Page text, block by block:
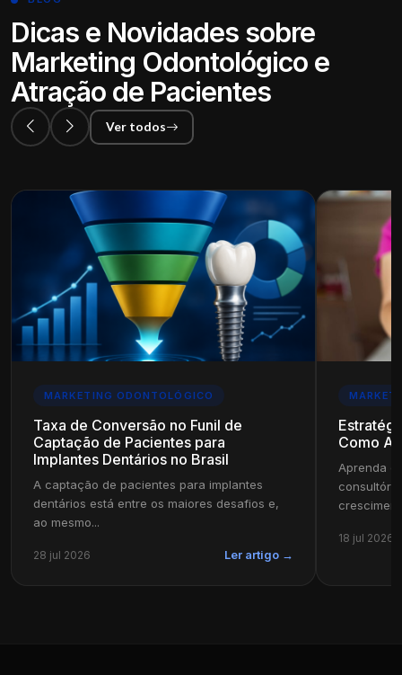
Dicas e Novidades sobre
Marketing Odontológico e
Atração de Pacientes
Ver todos
MARKETING ODONTOLÓGICO
Taxa de Conversão no Funil de
Captação de Pacientes para
Implantes Dentários no Brasil
A captação de pacientes para implantes
dentários está entre os maiores desafios e,
ao mesmo...
28 jul 2026 Ler artigo →
Como
Aprenda
18 jul 2026